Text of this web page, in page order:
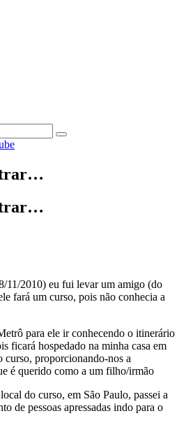
11/2010) eu fui levar um amigo (do
fará um curso, pois não conhecia a
para ele ir conhecendo o itinerário
ficará hospedado na minha casa em
curso, proporcionando-nos a
é querido como a um filho/irmão
do curso, em São Paulo, passei a
de pessoas apressadas indo para o